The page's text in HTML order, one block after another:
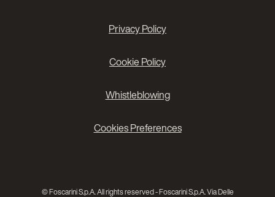
Privacy Policy
Cookie Policy
Whistleblowing
Cookies Preferences
© Foscarini S.p.A. All rights reserved - Foscarini S.p.A. Via Delle